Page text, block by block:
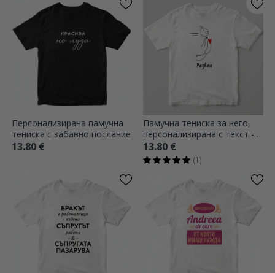
Персонализирана памучна
тениска с забавно послание
13.80 €
Памучна тениска за него,
персонализирана с текст -
Магнит
13.80 €
(1)